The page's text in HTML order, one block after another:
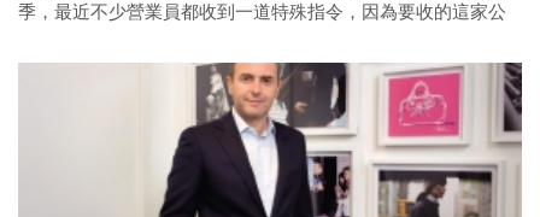
季，最近不少營業員都收到一道特殊指令，因為要收的這家公